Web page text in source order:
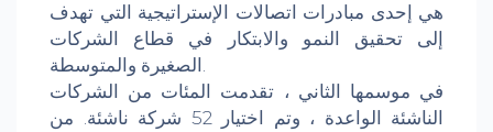
هي إحدى مبادرات اتصالات الإستراتيجية التي تهدف
إلى تحقيق النمو والابتكار في قطاع الشركات
الصغيرة والمتوسطة.
في موسمها الثاني ، تقدمت المئات من الشركات
الناشئة الواعدة ، وتم اختيار 52 شركة ناشئة. من